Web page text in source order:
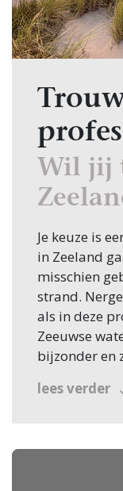
Wil jij
Je keuze is
in Zeeland
misschien
strand.
als in deze
Zeeuwse
bijzonder en
Gelukkig
bijzondere
lees verder